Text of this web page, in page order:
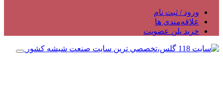
ورود / ثبت نام
علاقه‌مندی ها
خرید پلن عضویت